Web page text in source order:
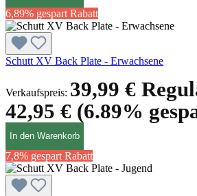
6,89% gespart Rabatt
Schutt XV Back Plate - Erwachsene
Verkaufspreis: 39,99 €
42,95 € (6.89%
In den Warenkorb
7,8% gespart Rabatt